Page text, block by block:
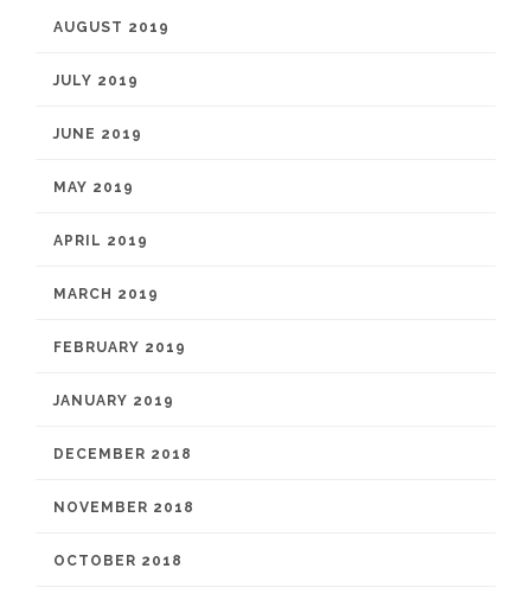
AUGUST 2019
JULY 2019
JUNE 2019
MAY 2019
APRIL 2019
MARCH 2019
FEBRUARY 2019
JANUARY 2019
DECEMBER 2018
NOVEMBER 2018
OCTOBER 2018